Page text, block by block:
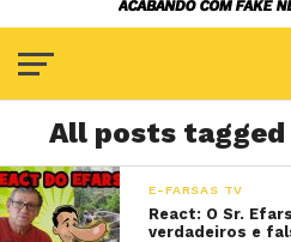
All posts
E-FARSAS TV
React: O Sr.
verdadeiros e